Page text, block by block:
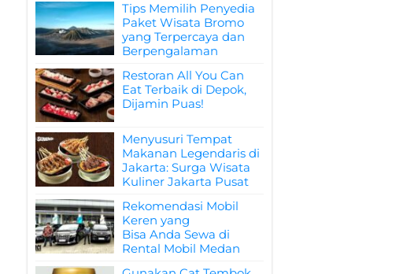
Tips Memilih Penyedia
Paket Wisata Bromo
yang Terpercaya dan
Berpengalaman
Restoran All You Can
Eat Terbaik di Depok,
Dijamin Puas!
Menyusuri Tempat
Makanan Legendaris di
Jakarta: Surga Wisata
Kuliner Jakarta Pusat
Rekomendasi Mobil
Keren yang
Bisa Anda Sewa di
Rental Mobil Medan